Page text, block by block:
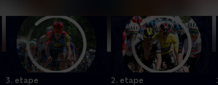
3. etape 2. etape